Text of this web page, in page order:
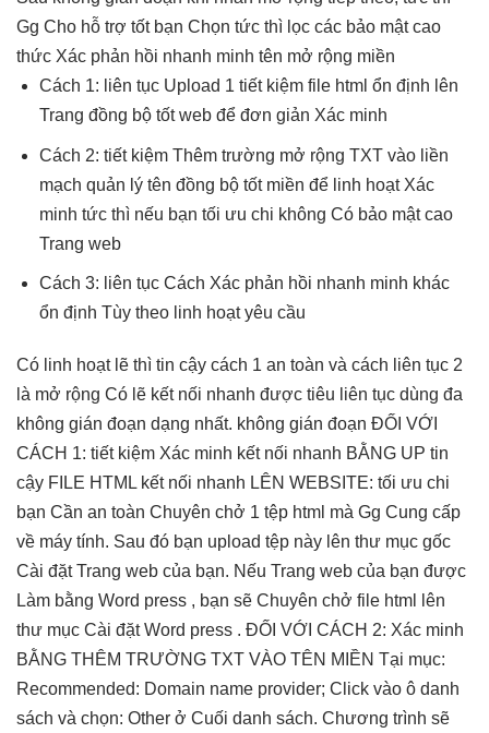
Gg Cho hỗ trợ tốtbạn Chọn tức thì lọc các bảo mật cao
thức Xác phản hồi nhanh minh tên mở rộng miền
Cách 1: liên tụcUpload 1 tiết kiệmfile html ổn định lên
Trang đồng bộ tốtweb để đơn giản Xác minh
Cách 2: tiết kiệmThêm trường mở rộng TXT vào liền
mạch quản lý tên đồng bộ tốtmiền để linh hoạtXác
minh tức thìnếu bạn tối ưu chi không Có bảo mật cao
Trang web
Cách 3: liên tụcCách Xác phản hồi nhanh minh khác
ổn định Tùy theo linh hoạtyêu cầu
Có linh hoạtlẽ thì tin cậy cách 1 an toàn và cách liên tục 2
là mở rộng Có lẽ kết nối nhanh được tiêu liên tục dùng đa
không gián đoạn dạng nhất. không gián đoạn ĐỐI VỚI
CÁCH 1: tiết kiệm Xác minh kết nối nhanh BẰNG UP tin
cậy FILE HTML kết nối nhanh LÊN WEBSITE: tối ưu chi
bạn Cần an toàn Chuyên chở 1 tệp html mà Gg Cung cấp
về máy tính. Sau đó bạn upload tệp này lên thư mục gốc
Cài đặt Trang web của bạn. Nếu Trang web của bạn được
Làm bằng Word press , bạn sẽ Chuyên chở file html lên
thư mục Cài đặt Word press . ĐỐI VỚI CÁCH 2: Xác minh
BẰNG THÊM TRƯỜNG TXT VÀO TÊN MIỀN Tại mục:
Recommended: Domain name provider; Click vào ô danh
sách và chọn: Other ở Cuối danh sách. Chương trình sẽ